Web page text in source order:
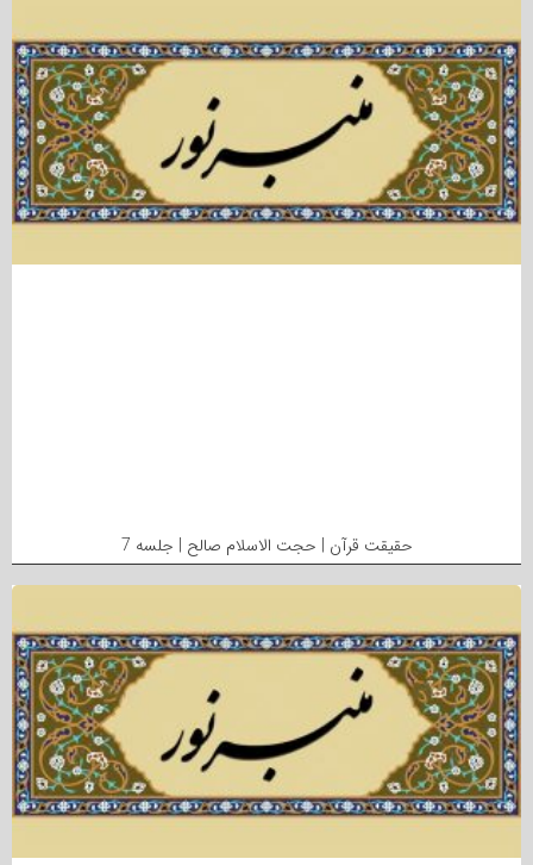
حقیقت قرآن | حجت الاسلام صالح | جلسه 7